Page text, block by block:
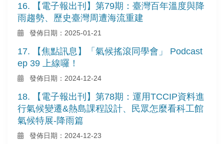
16. 【電子報出刊】第79期：臺灣百年溫度與降
雨趨勢、歷史臺灣周遭海流重建
發佈日期：2025-01-21
17. 【焦點訊息】「氣候搖滾同學會」 Podcast
ep 39 上線囉！
發佈日期：2024-12-24
18. 【電子報出刊】第78期：運用TCCIP資料進
行氣候變遷&熱島課程設計、民眾怎麼看科工館
氣候特展-降雨篇
發佈日期：2024-12-23